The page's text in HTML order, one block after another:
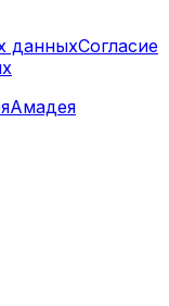
данныхСогласие
Амадея